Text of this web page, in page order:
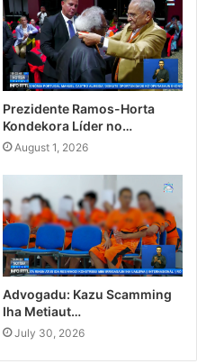
Prezidente Ramos-Horta
Kondekora Líder no…
August 1, 2026
Advogadu: Kazu Scamming
Iha Metiaut…
July 30, 2026